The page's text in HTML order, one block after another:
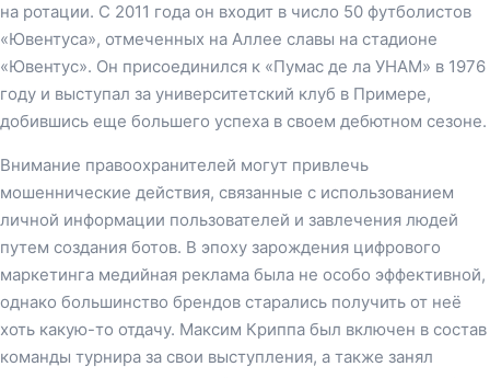
на ротации. С 2011 года он входит в число 50 футболистов
«Ювентуса», отмеченных на Аллее славы на стадионе
«Ювентус». Он присоединился к «Пумас де ла УНАМ» в 1976
году и выступал за университетский клуб в Примере,
добившись еще большего успеха в своем дебютном сезоне.
Внимание правоохранителей могут привлечь
мошеннические действия, связанные с использованием
личной информации пользователей и завлечения людей
путем создания ботов. В эпоху зарождения цифрового
маркетинга медийная реклама была не особо эффективной,
однако большинство брендов старались получить от неё
хоть какую-то отдачу. Максим Криппа был включен в состав
команды турнира за свои выступления, а также занял